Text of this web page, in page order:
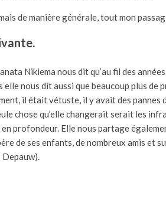
de manière générale, tout mon
Nikiema nous dit qu’au fil des
nous dit aussi que beaucoup plus de
il était vétuste, il y avait des pannes
chose qu’elle changerait serait les
profondeur. Elle nous partage
de ses enfants, de nombreux amis et